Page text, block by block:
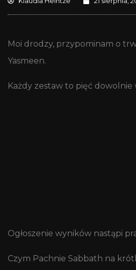
Moi drodzy, przypominam o
Yasmeen.
Każdy zestaw to pięć
Ogłoszenie wyników nastąpi
Czym Pachnie Sabbath na